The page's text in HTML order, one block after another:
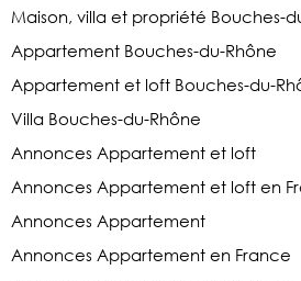
Maison, villa et propriété Bouches-
Appartement Bouches-du-Rhône
Appartement et loft Bouches-du-
Villa Bouches-du-Rhône
Annonces Appartement et loft
Annonces Appartement et loft en
Annonces Appartement
Annonces Appartement en France